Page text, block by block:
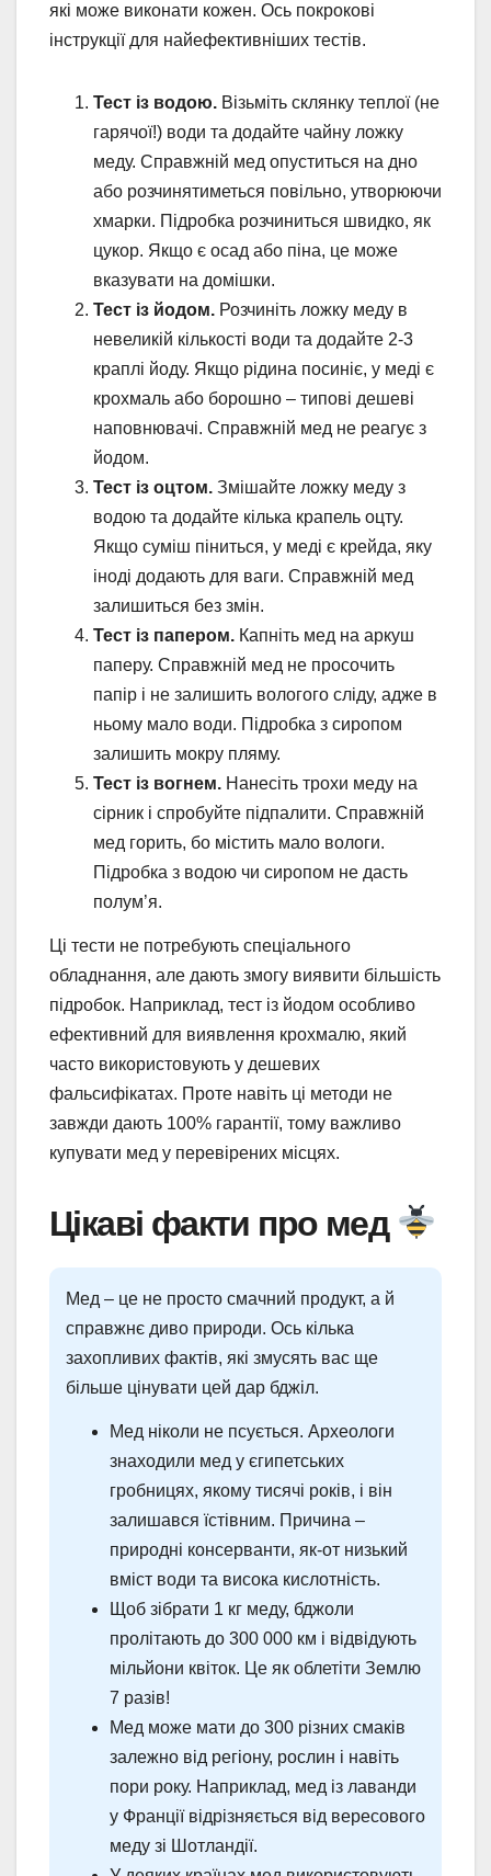
які може виконати кожен. Ось покрокові
інструкції для найефективніших тестів.
Тест із водою. Візьміть склянку теплої (не
гарячої!) води та додайте чайну ложку
меду. Справжній мед опуститься на дно
або розчинятиметься повільно, утворюючи
хмарки. Підробка розчиниться швидко, як
цукор. Якщо є осад або піна, це може
вказувати на домішки.
Тест із йодом. Розчиніть ложку меду в
невеликій кількості води та додайте 2-3
краплі йоду. Якщо рідина посиніє, у меді є
крохмаль або борошно – типові дешеві
наповнювачі. Справжній мед не реагує з
йодом.
Тест із оцтом. Змішайте ложку меду з
водою та додайте кілька крапель оцту.
Якщо суміш піниться, у меді є крейда, яку
іноді додають для ваги. Справжній мед
залишиться без змін.
Тест із папером. Капніть мед на аркуш
паперу. Справжній мед не просочить
папір і не залишить вологого сліду, адже в
ньому мало води. Підробка з сиропом
залишить мокру пляму.
Тест із вогнем. Нанесіть трохи меду на
сірник і спробуйте підпалити. Справжній
мед горить, бо містить мало вологи.
Підробка з водою чи сиропом не дасть
полум’я.
Ці тести не потребують спеціального
обладнання, але дають змогу виявити більшість
підробок. Наприклад, тест із йодом особливо
ефективний для виявлення крохмалю, який
часто використовують у дешевих
фальсифікатах. Проте навіть ці методи не
завжди дають 100% гарантії, тому важливо
купувати мед у перевірених місцях.
Цікаві факти про мед
Мед – це не просто смачний продукт, а й
справжнє диво природи. Ось кілька
захопливих фактів, які змусять вас ще
більше цінувати цей дар бджіл.
Мед ніколи не псується. Археологи
знаходили мед у єгипетських
гробницях, якому тисячі років, і він
залишався їстівним. Причина –
природні консерванти, як-от низький
вміст води та висока кислотність.
Щоб зібрати 1 кг меду, бджоли
пролітають до 300 000 км і відвідують
мільйони квіток. Це як облетіти Землю
7 разів!
Мед може мати до 300 різних смаків
залежно від регіону, рослин і навіть
пори року. Наприклад, мед із лаванди
у Франції відрізняється від вересового
меду зі Шотландії.